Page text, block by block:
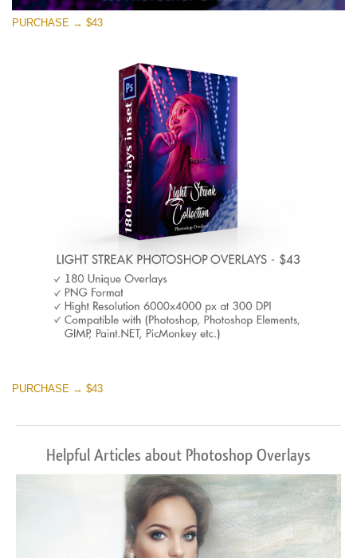
PURCHASE → $43
PURCHASE → $43
Helpful Articles about Photoshop Overlays